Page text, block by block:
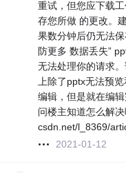
重试，但您应下载
存您所做 的更改。
果数分钟后仍无法
防更多 数据丢失”
无法处理你的请求
上除了pptx无法预
编辑，但是就在编
问楼主知道怎么解
csdn.net/l_8369/
2021-01-12